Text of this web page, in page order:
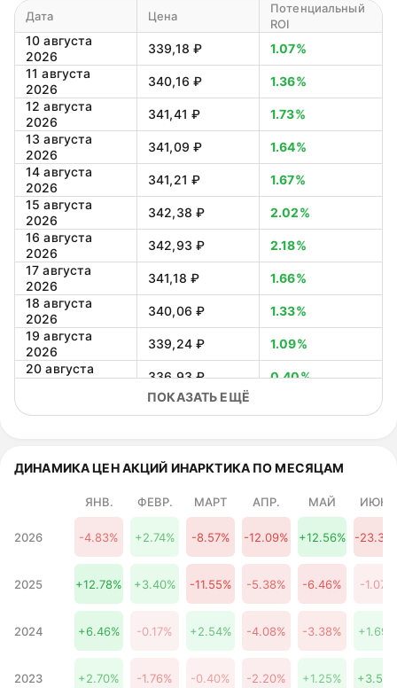
Дата Цена
Потенциальный
ROI
10 августа
2026
339,18 ₽
1.07%
11 августа
2026
340,16 ₽
1.36%
12 августа
2026
341,41 ₽
1.73%
13 августа
2026
341,09 ₽
1.64%
14 августа
2026
341,21 ₽
1.67%
15 августа
2026
342,38 ₽
2.02%
16 августа
2026
342,93 ₽
2.18%
17 августа
2026
341,18 ₽
1.66%
18 августа
2026
340,06 ₽
1.33%
19 августа
2026
339,24 ₽
1.09%
20 августа
336,93 ₽
0.40%
2026
23 августа
333,42 ₽
-0.65%
24 августа
330,18 ₽
-1.61%
25 августа
327,74 ₽
-2.34%
26 августа
2026
27 августа
322,51 ₽
-3.90%
28 августа
319,94 ₽
-4.67%
2026
318,71 ₽ -5.03%
ПОКАЗАТЬ ЕЩЁ
ДИНАМИКА ЦЕН АКЦИЙ ИНАРКТИКА ПО МЕСЯЦАМ
ЯНВ. ФЕВР. МАРТ АПР. МАЙ ИЮНЬ
2026 -4.83% +2.74% -8.57% -12.09% +12.56% -
2025 +12.78% +3.40% -11.55% -5.38% -6.46% -1.07%
2024 +6.46% -0.17% +2.54% -4.08% -3.38% +1.69%
2023 +2.70% -1.76% -0.40% -2.20% +1.25%